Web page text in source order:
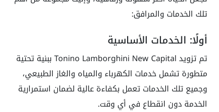
تلك الخدمات والمرافق:
أولًا: الخدمات الأساسية
تم تزويد Tonino Lamborghini New Capital ببنية تحتية
متطورة تشمل خدمات الكهرباء والمياه والغاز الطبيعي،
وجميع تلك الخدمات تعمل بكفاءة عالية لضمان استمرارية
الخدمة دون انقطاع في أي وقت.